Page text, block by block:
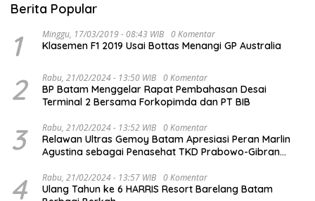
Berita Popular
1 Minggu, 17/03/2019 - 08:43 WIB 0 Komentar
Klasemen F1 2019 Usai Bottas Menangi GP Australia
2 Rabu, 21/02/2024 - 13:50 WIB 0 Komentar
BP Batam Menggelar Rapat Pembahasan Desai
Terminal 2 Bersama Forkopimda dan PT BIB
3 Rabu, 21/02/2024 - 13:52 WIB 0 Komentar
Relawan Ultras Gemoy Batam Apresiasi Peran Marlin
Agustina sebagai Penasehat TKD Prabowo-Gibran
4 Rabu, 21/02/2024 - 13:57 WIB 0 Komentar
Ulang Tahun ke 6 HARRIS Resort Barelang Batam